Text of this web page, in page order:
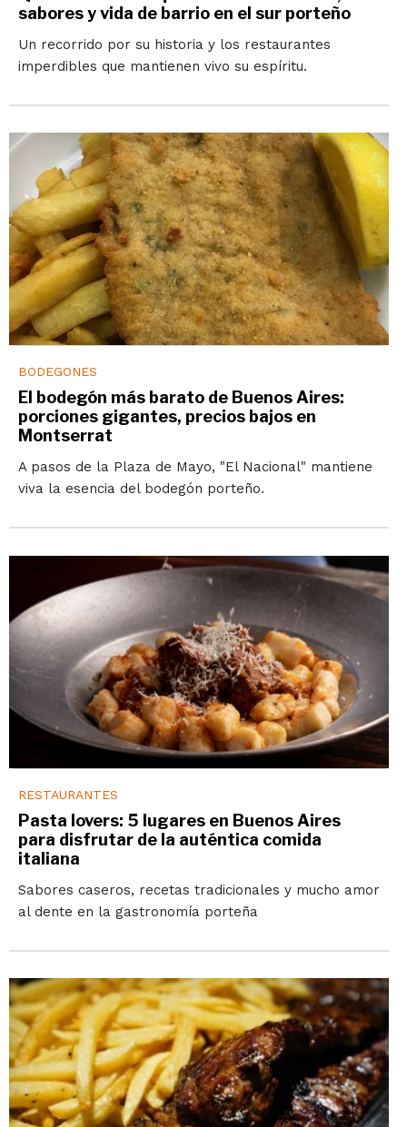
sabores y vida de barrio en el sur porteño
Un recorrido por su historia y los restaurantes
imperdibles que mantienen vivo su espíritu.
BODEGONES
El bodegón más barato de Buenos Aires:
porciones gigantes, precios bajos en
Montserrat
A pasos de la Plaza de Mayo, "El Nacional" mantiene
viva la esencia del bodegón porteño.
RESTAURANTES
Pasta lovers: 5 lugares en Buenos Aires
para disfrutar de la auténtica comida
italiana
Sabores caseros, recetas tradicionales y mucho amor
al dente en la gastronomía porteña